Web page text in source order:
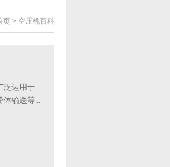
页 > 空压机百科
泛运用于
体输送等...